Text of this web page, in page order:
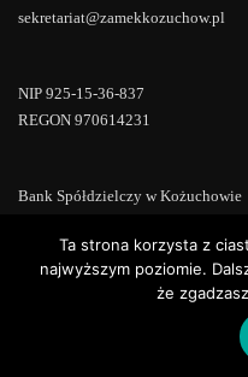
sekretariat@zamekkozuchow.pl
NIP 925-15-36-837
REGON 970614231
Bank Spółdzielczy w Kożuchowie
Ta strona korzysta z
najwyższym poziomie.
że